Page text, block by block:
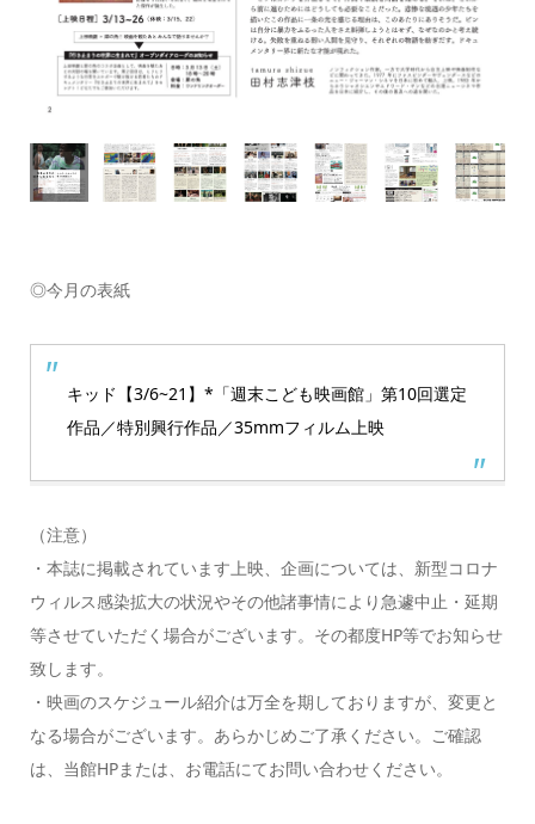
◎今月の表紙
キッド【3/6~21】*「週末こども映画館」第10回選定
作品／特別興行作品／35mmフィルム上映
（注意）
・本誌に掲載されています上映、企画については、新型コロナ
ウィルス感染拡大の状況やその他諸事情により急遽中止・延期
等させていただく場合がございます。その都度HP等でお知らせ
致します。
・映画のスケジュール紹介は万全を期しておりますが、変更と
なる場合がございます。あらかじめご了承ください。ご確認
は、当館HPまたは、お電話にてお問い合わせください。